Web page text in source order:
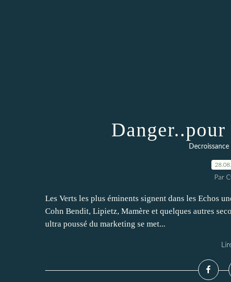
Par
Les Verts les plus éminents signent dans les Echos
Cohn Bendit, Lipietz, Mamère et quelques autres
ultra poussé du marketing se met...